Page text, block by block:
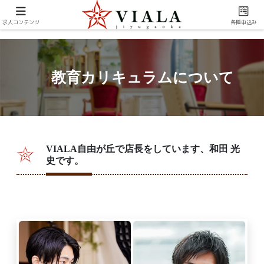
教育カリキュラムについて
VIALA自由が丘で店長をしています、和田 光
史です。
求人コンテンツ 各種申込み